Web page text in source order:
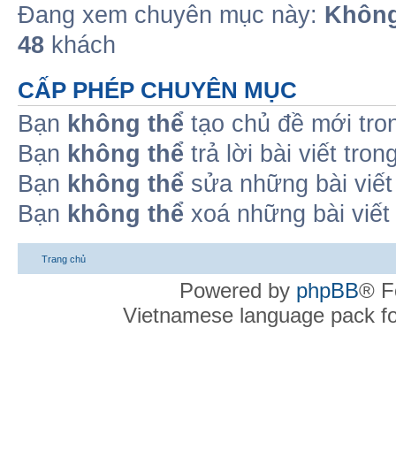
Đang xem chuyên mục này:
48 khách
CẤP PHÉP CHUYÊN MỤC
Bạn không thể tạo chủ đề mới
Bạn không thể trả lời bài viết
Bạn không thể sửa những bài
Bạn không thể xoá những bài
Trang chủ
Powered by phpBB®
Vietnamese language pack